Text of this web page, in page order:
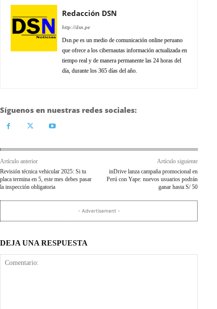
Redacción DSN
http://dsn.pe
Dsn.pe es un medio de comunicación online peruano
que ofrece a los cibernautas información actualizada en
tiempo real y de manera permanente las 24 horas del
día, durante los 365 días del año.
Síguenos en nuestras redes sociales:
Artículo anterior
Revisión técnica vehicular 2025: Si tu
placa termina en 5, este mes debes pasar
la inspección obligatoria
Artículo siguiente
inDrive lanza campaña promocional en
Perú con Yape: nuevos usuarios podrán
ganar hasta S/ 50
- Advertisement -
DEJA UNA RESPUESTA